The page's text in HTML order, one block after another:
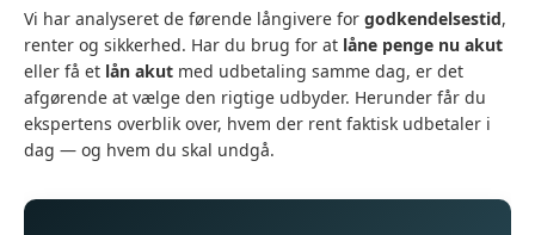
Vi har analyseret de førende långivere for godkendelsestid,
renter og sikkerhed. Har du brug for at låne penge nu akut
eller få et lån akut med udbetaling samme dag, er det
afgørende at vælge den rigtige udbyder. Herunder får du
ekspertens overblik over, hvem der rent faktisk udbetaler i
dag — og hvem du skal undgå.